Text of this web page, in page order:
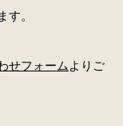
す。
せフォーム よりご